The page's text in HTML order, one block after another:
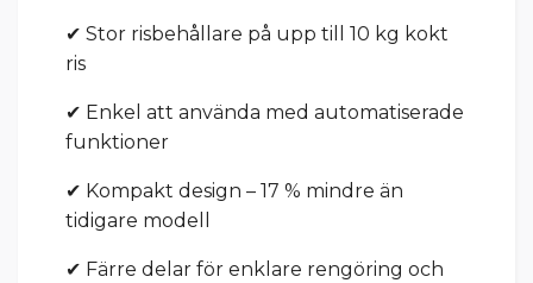
✔ Stor risbehållare på upp till 10 kg kokt
ris
✔ Enkel att använda med automatiserade
funktioner
✔ Kompakt design – 17 % mindre än
tidigare modell
✔ Färre delar för enklare rengöring och